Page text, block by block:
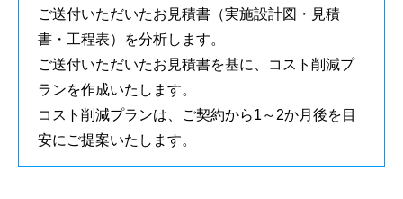
ご送付いただいたお見積書（実施設計図・見積
書・工程表）を分析します。
ご送付いただいたお見積書を基に、コスト削減プ
ランを作成いたします。
コスト削減プランは、ご契約から1～2か月後を目
安にご提案いたします。